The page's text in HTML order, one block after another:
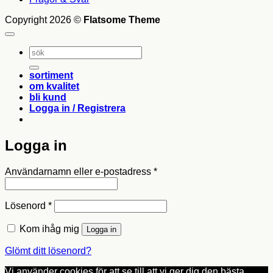
Copyright 2026 © Flatsome Theme
Sök
efter:
sortiment
om kvalitet
bli kund
Logga in / Registrera
Logga in
Användarnamn eller e-postadress *Obligatoriskt
Lösenord *Obligatoriskt
Kom ihåg mig Logga in
Glömt ditt lösenord?